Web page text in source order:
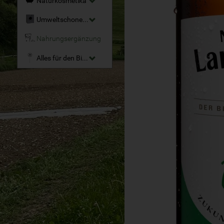
Umweltschonende Reinigungsmittel
Nahrungsergänzung
Alles für den Bio-Garten